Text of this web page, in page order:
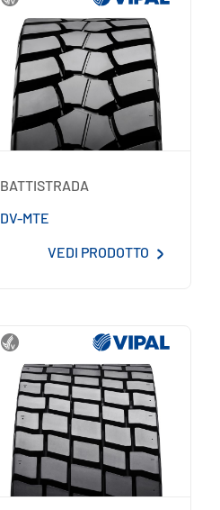
BATTISTRADA
DV-MTE
VEDI PRODOTTO